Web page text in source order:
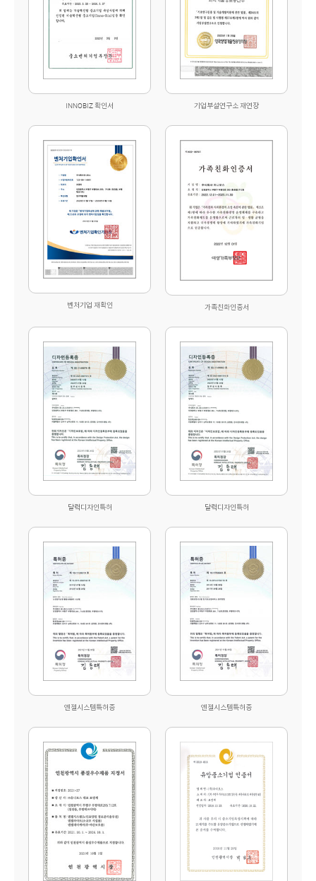
INNOBIZ 확인서 기업부설연구소 재연장
벤처기업 재확인 가족친화인증서
달력디자인특허 달력디자인특허
엔젤시스템특허증 엔젤시스템특허증